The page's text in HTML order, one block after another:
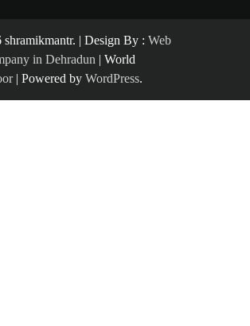
| Design By : Web
in Dehradun | World
| Powered by WordPress.